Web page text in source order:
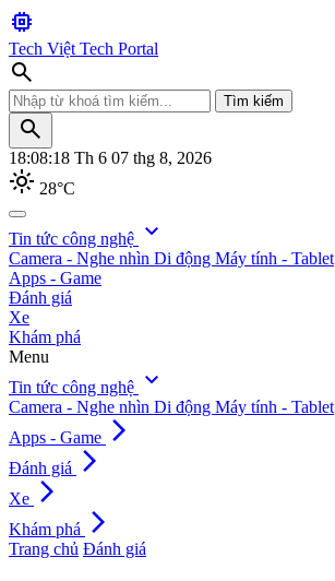
memory
Tech Việt Tech Portal
search
Tìm kiếm
search
18:08:20 Th 6 07 thg 8, 2026
light_mode 28°C
search
Tìm kiếm
Tin tức công nghệ expand_more
Camera - Nghe nhìn Di động Máy tính - Tablet
Apps - Game
Đánh giá
Xe
Khám phá
Menu
Tin tức công nghệ expand_more
Camera - Nghe nhìn Di động Máy tính - Tablet
Apps - Game arrow_forward_ios
Đánh giá arrow_forward_ios
Xe arrow_forward_ios
Khám phá arrow_forward_ios
Trang chủ Đánh giá